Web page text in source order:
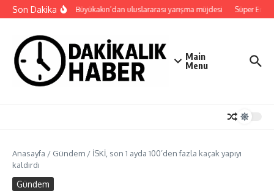
İçeriğe atla
Son DakikaBaşkan Büyükakın’dan uluslararası yarışma müjdesi Süper
Main
Menu
Anasayfa / Gündem / İSKİ, son 1 ayda 100’den fazla kaçak yapıyı
kaldırdı
Gündem